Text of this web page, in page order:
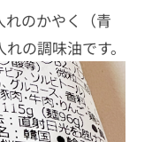
れのかやく（青
の調味油です。